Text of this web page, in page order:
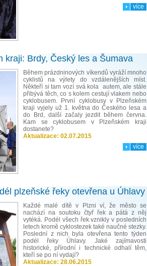
více
kraji: Brdy, Český les a Šumava
Během prázdninových víkendů vyráží mnoho
cyklistů na výlety do vzdálenějších míst.
Někteří si tam vozí svá kola autem, ale stále
přibývá těch, co s kolem cestují vlakem nebo
cyklobusem. První cyklobusy v Plzeňském
kraji vyjely už 1. května do Českého lesa a
do Brd, další začaly jezdit během června.
Kam se cyklobusem v Plzeňském kraji
dostanete?
Aktualizace: 02.07.2015
více
plzeňské řeky otevřena u Úhlavy
Každé malé dítě v Plzni ví, že město se
nachází na soutoku čtyř řek a pátá z něj
vytéká. Podél všech řek vznikly v posledních
letech kromě cyklostezek také naučné stezky.
Poslední z nich byla otevřena tento týden
podél řeky Úhlavy. Jaké zajímavosti
historické, přírodní i technické odhalí těm,
kteří se po ní vydají?
Aktualizace: 28.06.2015